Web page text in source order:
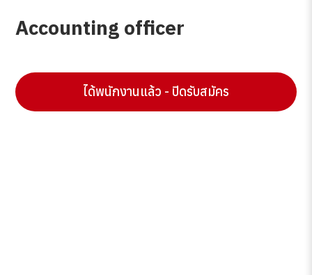
Accounting officer
ได้พนักงานแล้ว - ปิดรับสมัคร